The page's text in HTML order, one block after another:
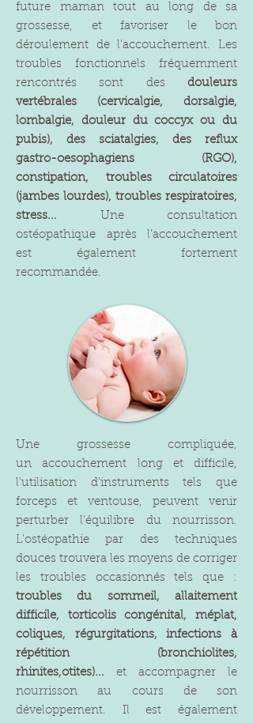
future maman tout au long de sa
grossesse, et favoriser le bon
déroulement de l'accouchement. Les
troubles fonctionnels fréquemment
rencontrés sont des
douleurs
vertébrales (cervicalgie, dorsalgie,
lombalgie, douleur du coccyx ou du
pubis), des sciatalgies, des reflux
gastro-oesophagiens (RGO),
constipation, troubles circulatoires
(jambes lourdes), troubles respiratoires,
stress...
Une consultation
ostéopathique après l’accouchement
est également fortement
recommandée.
Une grossesse compliquée,
un accouchement long et difficile,
l'utilisation d'instruments tels que
forceps et ventouse, peuvent venir
perturber l'équilibre du nourrisson.
L'ostéopathie par des techniques
douces trouvera les moyens de corriger
les troubles occasionnés tels que :
troubles du sommeil, allaitement
difficile, torticolis congénital, méplat,
coliques, régurgitations, infections à
répétition (bronchiolites,
rhinites,otites)... et accompagner le
nourrisson au cours de son
développement. Il est également